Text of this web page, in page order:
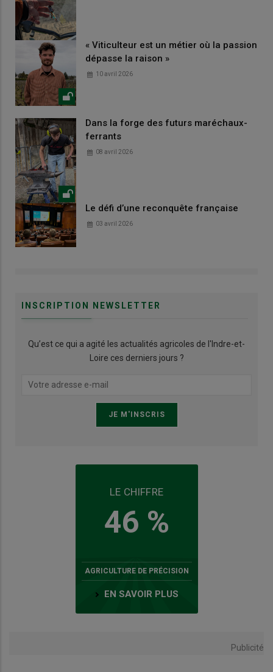
« Viticulteur est un métier où la passion
dépasse la raison »
10 avril 2026
Dans la forge des futurs maréchaux-
ferrants
08 avril 2026
Le défi d’une reconquête française
03 avril 2026
INSCRIPTION NEWSLETTER
Qu’est ce qui a agité les actualités agricoles de l'Indre-et-
Loire ces derniers jours ?
LE CHIFFRE
46 %
AGRICULTURE DE PRÉCISION
EN SAVOIR PLUS
Publicité